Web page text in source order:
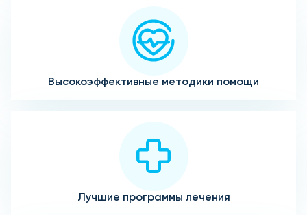
Высокоэффективные методики помощи
Лучшие программы лечения